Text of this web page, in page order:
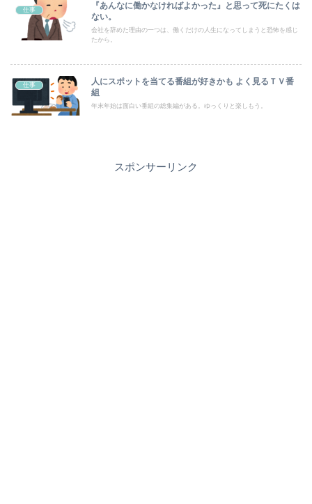
仕事
『あんなに働かなければよかった』と思って死にたくは
ない。
会社を辞めた理由の一つは、働くだけの人生になってしまうと恐怖を感じ
たから。
仕事
人にスポットを当てる番組が好きかも よく見るＴＶ番
組
年末年始は面白い番組の総集編がある。ゆっくりと楽しもう。
スポンサーリンク